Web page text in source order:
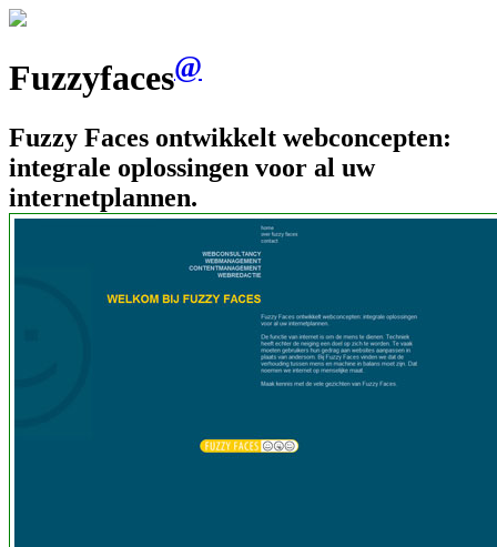
Fuzzyfaces@
Fuzzy Faces ontwikkelt webconcepten:
integrale oplossingen voor al uw
internetplannen.